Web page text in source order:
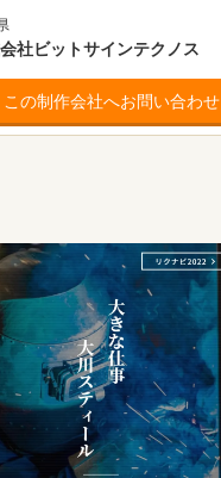
社ビットサインテクノス
この制作会社へお問い合わせ